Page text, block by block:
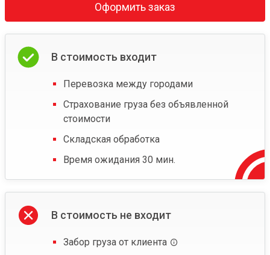
Оформить заказ
В стоимость входит
Перевозка между городами
Страхование груза без объявленной
стоимости
Складская обработка
Время ожидания 30 мин.
В стоимость не входит
Забор груза от клиента